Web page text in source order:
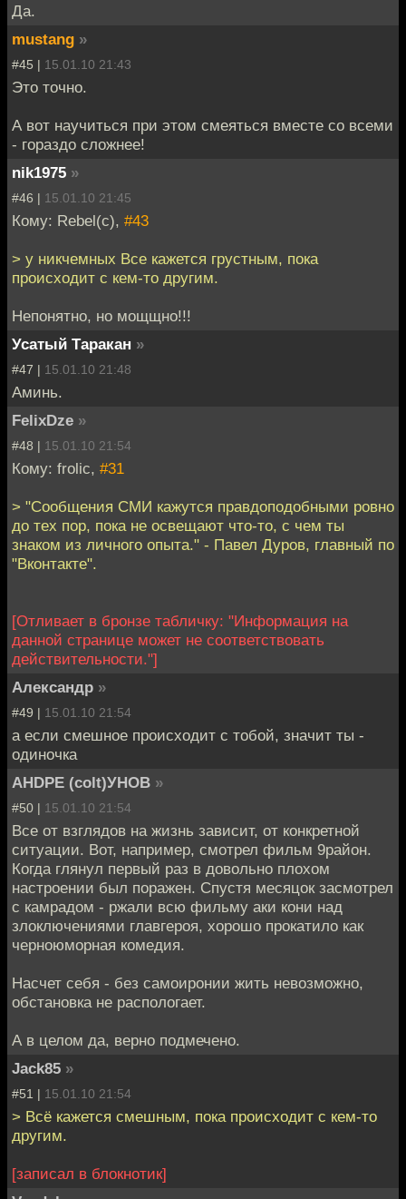
Да.
mustang »
#45 | 15.01.10 21:43
Это точно.
А вот научиться при этом смеяться вместе со всеми
- гораздо сложнее!
nik1975 »
#46 | 15.01.10 21:45
Кому: Rebel(c), #43
> у никчемных Все кажется грустным, пока
происходит с кем-то другим.
Непонятно, но мощщно!!!
Усатый Таракан »
#47 | 15.01.10 21:48
Аминь.
FelixDze »
#48 | 15.01.10 21:54
Кому: frolic, #31
> "Сообщения СМИ кажутся правдоподобными ровно
до тех пор, пока не освещают что-то, с чем ты
знаком из личного опыта." - Павел Дуров, главный по
"Вконтакте".
[Отливает в бронзе табличку: "Информация на
данной странице может не соответствовать
действительности."]
Александр »
#49 | 15.01.10 21:54
а если смешное происходит с тобой, значит ты -
одиночка
AHDPE (colt)УНОВ »
#50 | 15.01.10 21:54
Все от взглядов на жизнь зависит, от конкретной
ситуации. Вот, например, смотрел фильм 9район.
Когда глянул первый раз в довольно плохом
настроении был поражен. Спустя месяцок засмотрел
с камрадом - ржали всю фильму аки кони над
злоключениями главгероя, хорошо прокатило как
черноюморная комедия.
Насчет себя - без самоиронии жить невозможно,
обстановка не распологает.
А в целом да, верно подмечено.
Jack85 »
#51 | 15.01.10 21:54
> Всё кажется смешным, пока происходит с кем-то
другим.
[записал в блокнотик]